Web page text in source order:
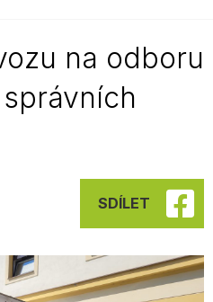
na odboru
SDÍLET